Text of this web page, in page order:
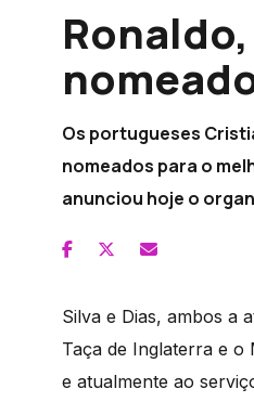
Os portugueses
nomeados para o
anunciou hoje o
Silva e Dias, ambos a
Taça de Inglaterra e o
e atualmente ao